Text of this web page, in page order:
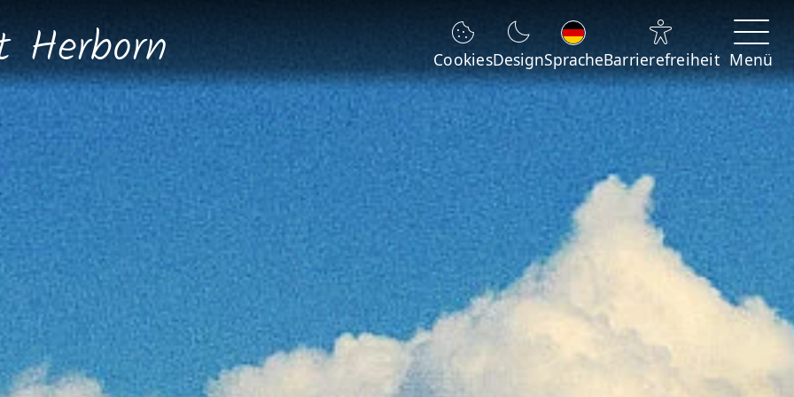
Herborn CookiesDesign
Sprache wechseln
SpracheBarrierefreiheit Menü